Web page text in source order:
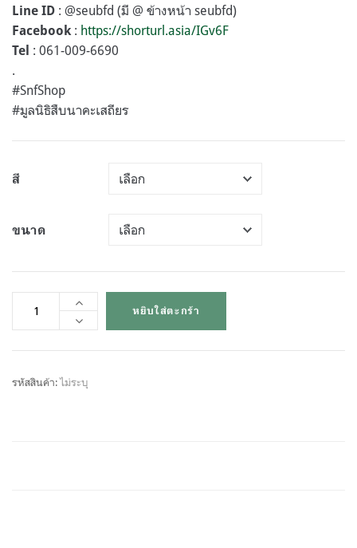
Line ID : @seubfd (มี @ ข้างหน้า seubfd)
Facebook: https://shorturl.asia/IGv6F
Tel : 061-009-6690
.
#SnfShop
#มูลนิธิสืบนาคะเสถียร
สี
ขนาด
หยิบใส่ตะกร้า
รหัสสินค้า:ไม่ระบุ